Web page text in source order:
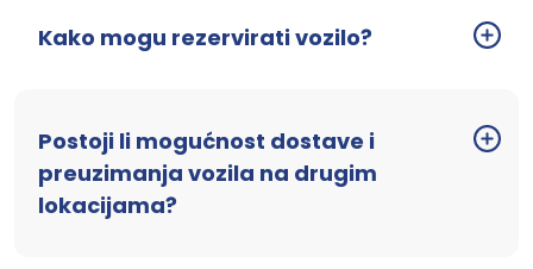
Kako mogu rezervirati vozilo?
Postoji li mogućnost dostave i
preuzimanja vozila na drugim
lokacijama?